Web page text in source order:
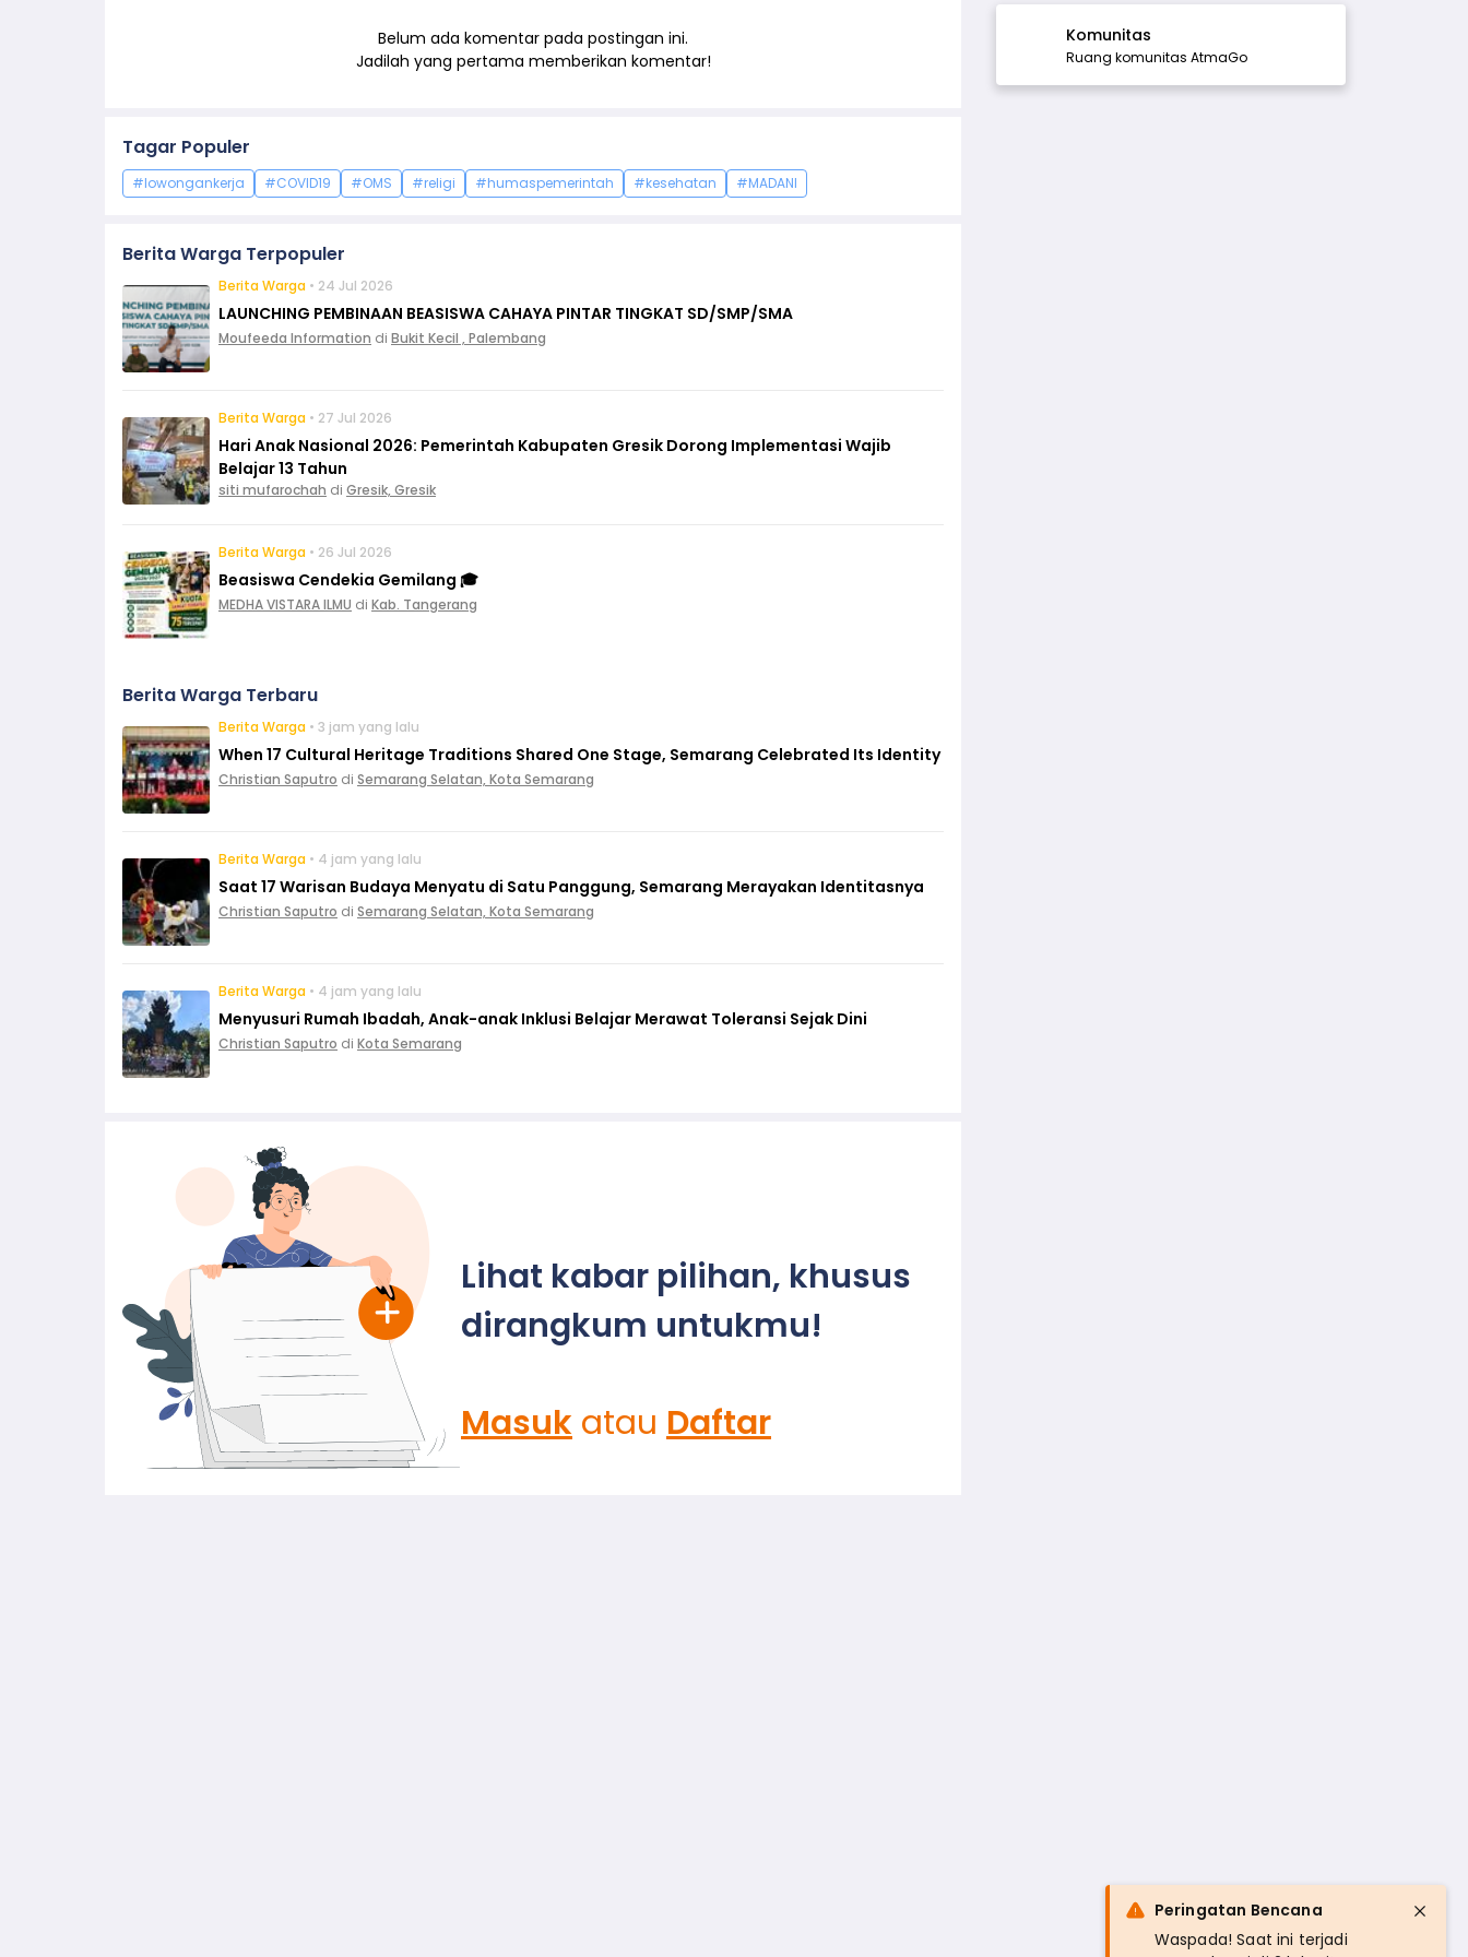
Belum ada komentar pada postingan ini.
Jadilah yang pertama memberikan komentar!
Tagar Populer
#lowongankerja #COVID19 #OMS #religi #humaspemerintah #kesehatan #MADANI
Berita Warga Terpopuler
Berita Warga • 24 Jul 2026
LAUNCHING PEMBINAAN BEASISWA CAHAYA PINTAR TINGKAT SD/SMP/SMA
Moufeeda Information di Bukit Kecil , Palembang
Berita Warga • 27 Jul 2026
Hari Anak Nasional 2026: Pemerintah Kabupaten Gresik Dorong Implementasi Wajib
Belajar 13 Tahun
siti mufarochah di Gresik, Gresik
Berita Warga • 26 Jul 2026
Beasiswa Cendekia Gemilang 🎓
MEDHA VISTARA ILMU di Kab. Tangerang
Berita Warga Terbaru
Berita Warga • 3 jam yang lalu
When 17 Cultural Heritage Traditions Shared One Stage, Semarang Celebrated Its Identity
Christian Saputro di Semarang Selatan, Kota Semarang
Berita Warga • 4 jam yang lalu
Saat 17 Warisan Budaya Menyatu di Satu Panggung, Semarang Merayakan Identitasnya
Christian Saputro di Semarang Selatan, Kota Semarang
Berita Warga • 4 jam yang lalu
Menyusuri Rumah Ibadah, Anak-anak Inklusi Belajar Merawat Toleransi Sejak Dini
Christian Saputro di Kota Semarang
Lihat kabar pilihan, khusus
dirangkum untukmu!
Masuk atau Daftar
Komunitas
Ruang komunitas AtmaGo
Peringatan Bencana
Waspada! Saat ini terjadi